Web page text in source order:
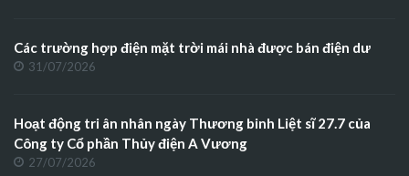
Các trường hợp điện mặt trời mái nhà được bán điện dư
31/07/2026
Hoạt động tri ân nhân ngày Thương binh Liệt sĩ 27.7 của
Công ty Cổ phần Thủy điện A Vương
27/07/2026